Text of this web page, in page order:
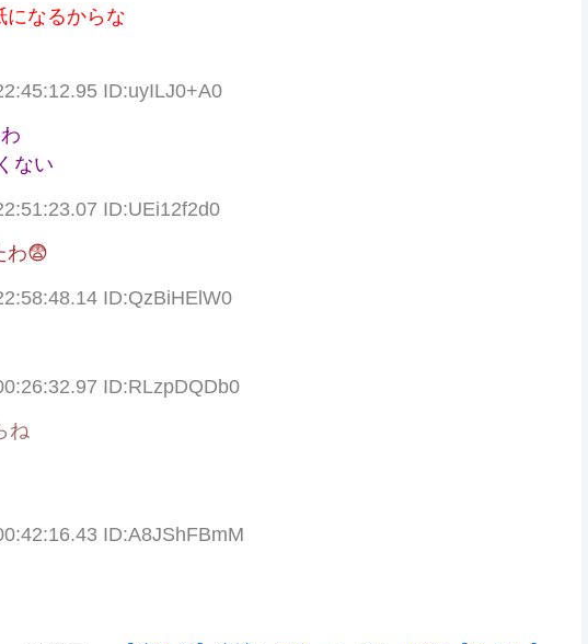
になるからな
ID:uyILJ0+A0
ない
ID:UEi12f2d0
わ😨
ID:QzBiHElW0
ID:RLzpDQDb0
ね
ID:A8JShFBmM